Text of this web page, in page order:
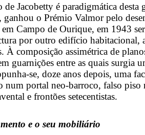
de Jacobetty é paradigmática desta
o Prémio Valmor pelo
em Campo de Ourique, em 1943
por outro edifício habitacional,
À composição assimétrica de
guarnições entre as quais surgia
se, doze anos depois, uma
num portal neo-barroco, falso piso
e frontões setecentistas.
e o seu mobiliário